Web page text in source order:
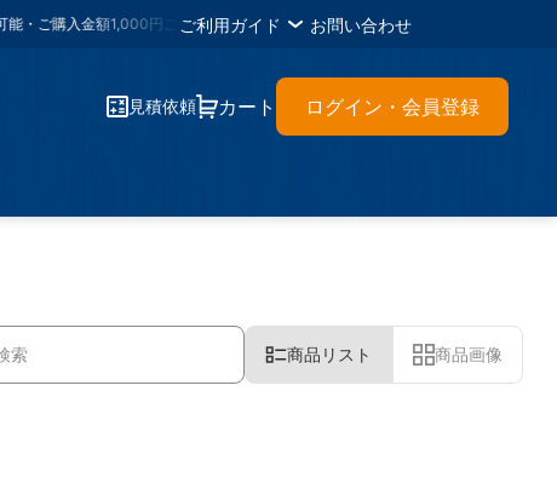
入金額1,000円ごとに1メタルポイント・各種書類のＤＬが可能・材料に困ったらイ
ご利用ガイド お問い合わせ
見積依頼 カート ログイン・会員登録
商品リスト 商品画像